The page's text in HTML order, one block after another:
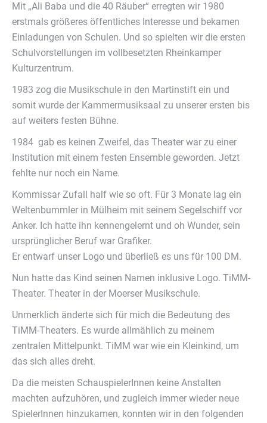
Mit „Ali Baba und die 40 Räuber“ erregten wir 1980
erstmals größeres öffentliches Interesse und bekamen
Einladungen von Schulen. Und so spielten wir die ersten
Schulvorstellungen im vollbesetzten Rheinkamper
Kulturzentrum.
1983 zog die Musikschule in den Martinstift ein und
somit wurde der Kammermusiksaal zu unserer ersten bis
auf weiters festen Bühne.
1984 gab es keinen Zweifel, das Theater war zu einer
Institution mit einem festen Ensemble geworden. Jetzt
fehlte nur noch ein Name.
Kommissar Zufall half wie so oft. Für 3 Monate lag ein
Weltenbummler in Mülheim mit seinem Segelschiff vor
Anker. Ich hatte ihn kennengelernt und oh Wunder, sein
ursprünglicher Beruf war Grafiker.
Er entwarf unser Logo und überließ es uns für 100 DM.
Nun hatte das Kind seinen Namen inklusive Logo. TiMM-
Theater. Theater in der Moerser Musikschule.
Unmerklich änderte sich für mich die Bedeutung des
TiMM-Theaters. Es wurde allmählich zu meinem
zentralen Mittelpunkt. TiMM war wie ein Kleinkind, um
das sich alles dreht.
Da die meisten SchauspielerInnen keine Anstalten
machten aufzuhören, und zugleich immer wieder neue
SpielerInnen hinzukamen, konnten wir in den folgenden